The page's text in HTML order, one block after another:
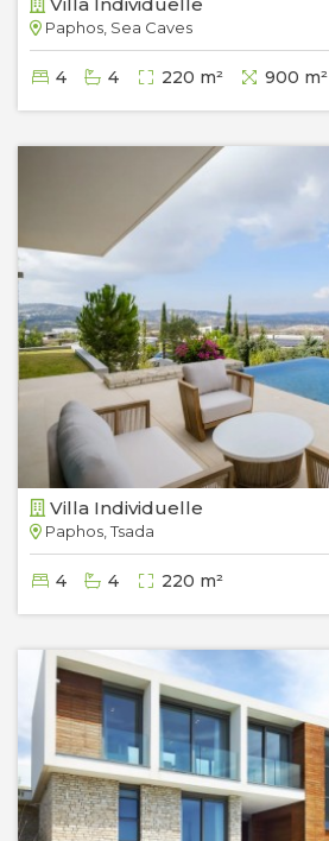
Paphos, Sea Caves
4 4 220 m² 900 m²
Villa Individuelle
Paphos, Tsada
4 4 220 m²